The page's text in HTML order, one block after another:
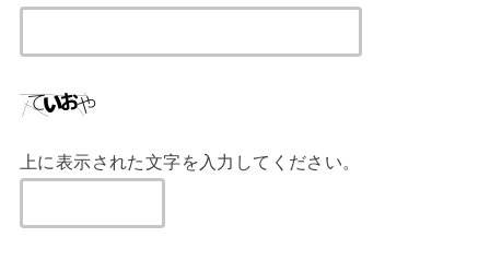
上に表示された文字を入力してください。